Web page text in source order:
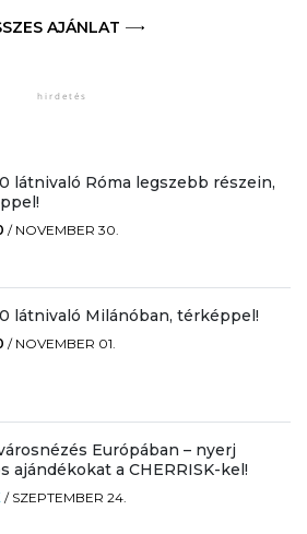
AJÁNLAT
látnivaló Róma legszebb részein,
/ NOVEMBER 30.
látnivaló Milánóban, térképpel!
/ NOVEMBER 01.
Európában – nyerj
ajándékokat a CHERRISK-kel!
/ SZEPTEMBER 24.